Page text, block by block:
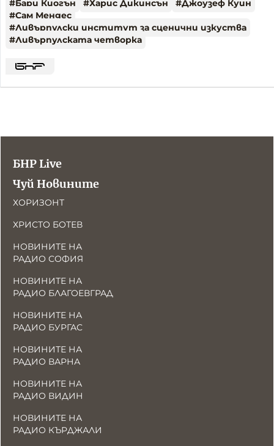
#Бари Киогън #Харис Дикинсън #Джоузеф Куин
#Сам Мендес
#Ливърпулски институт за сценични изкуства
#Ливърпулската четворка
БНР Live
Чуй Новините
ХОРИЗОНТ
ХРИСТО БОТЕВ
НОВИНИТЕ НА
РАДИО СОФИЯ
НОВИНИТЕ НА
РАДИО БЛАГОЕВГРАД
НОВИНИТЕ НА
РАДИО БУРГАС
НОВИНИТЕ НА
РАДИО ВАРНА
НОВИНИТЕ НА
РАДИО ВИДИН
НОВИНИТЕ НА
РАДИО КЪРДЖАЛИ